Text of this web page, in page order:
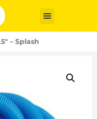
– Splash